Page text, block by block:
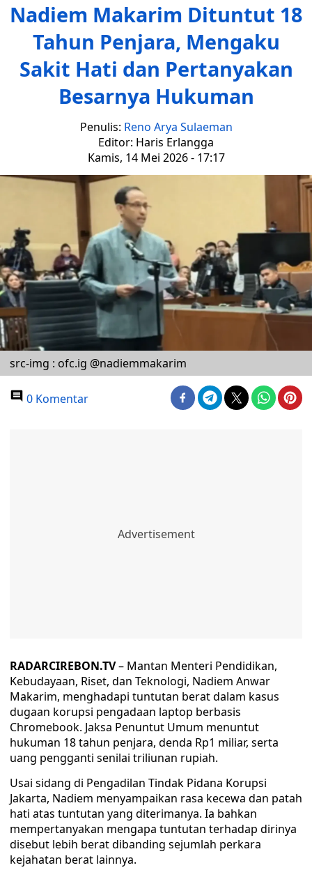
Nadiem Makarim Dituntut 18
Tahun Penjara, Mengaku
Sakit Hati dan Pertanyakan
Besarnya Hukuman
Penulis: Reno Arya Sulaeman
Editor: Haris Erlangga
Kamis, 14 Mei 2026 - 17:17
src-img : ofc.ig @nadiemmakarim
0 Komentar
RADARCIREBON.TV– Mantan Menteri Pendidikan,
Kebudayaan, Riset, dan Teknologi, Nadiem Anwar
Makarim, menghadapi tuntutan berat dalam kasus
dugaan korupsi pengadaan laptop berbasis
Chromebook. Jaksa Penuntut Umum menuntut
hukuman 18 tahun penjara, denda Rp1 miliar, serta
uang pengganti senilai triliunan rupiah.
Usai sidang di Pengadilan Tindak Pidana Korupsi
Jakarta, Nadiem menyampaikan rasa kecewa dan patah
hati atas tuntutan yang diterimanya. Ia bahkan
mempertanyakan mengapa tuntutan terhadap dirinya
disebut lebih berat dibanding sejumlah perkara
kejahatan berat lainnya.